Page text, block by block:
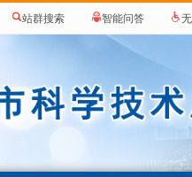
站群搜索 智能问答